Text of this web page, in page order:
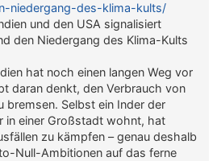
niedergang-des-klima-kults/
und den USA signalisiert
den Niedergang des Klima-Kults
hat noch einen langen Weg vor
daran denkt, den Verbrauch von
bremsen. Selbst ein Inder der
in einer Großstadt wohnt, hat
zu kämpfen – genau deshalb
Null-Ambitionen auf das ferne